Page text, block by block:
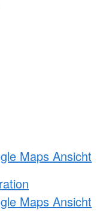
Maps Ansicht
Maps Ansicht